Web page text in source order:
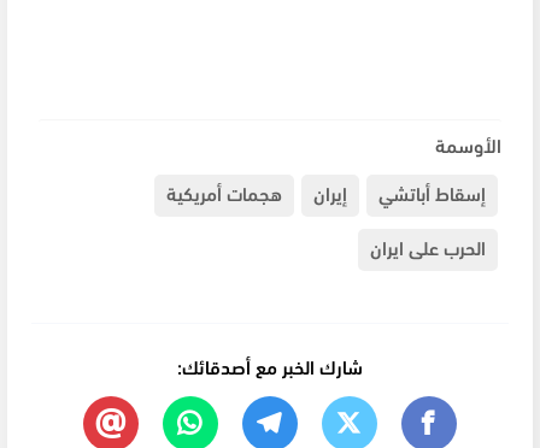
الأوسمة
إسقاط أباتشي
إيران
هجمات أمريكية
الحرب على ايران
شارك الخبر مع أصدقائك: